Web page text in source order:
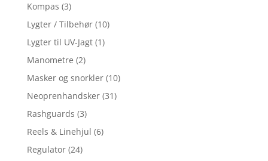
Kompas (3)
Lygter / Tilbehør (10)
Lygter til UV-Jagt (1)
Manometre (2)
Masker og snorkler (10)
Neoprenhandsker (31)
Rashguards (3)
Reels & Linehjul (6)
Regulator (24)